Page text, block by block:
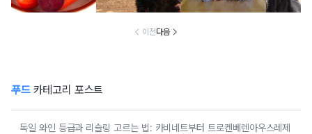
이전다음
푸드카테고리 포스트
독일 와인 등급과 리슬링 고르는 법: 카비네트부터 트로켄베렌아우스레제